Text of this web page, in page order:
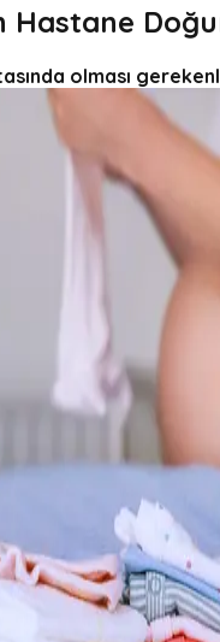
Hastane
olması